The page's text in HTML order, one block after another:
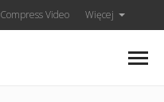
Compress Video Więcej